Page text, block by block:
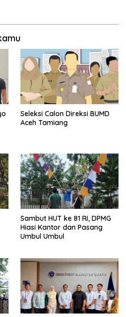
Seleksi Calon Direksi BUMD
Aceh Tamiang
Sambut HUT ke 81 RI, DPMG
Hiasi Kantor dan Pasang
Umbul Umbul